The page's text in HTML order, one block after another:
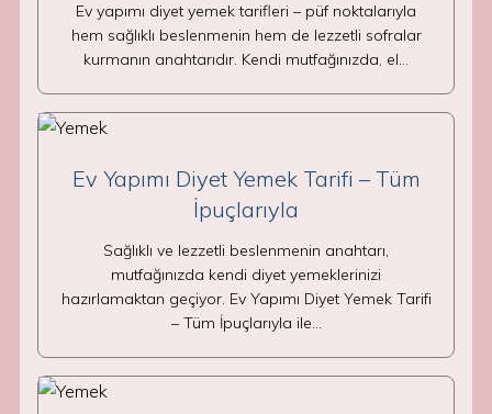
Ev yapımı diyet yemek tarifleri – püf noktalarıyla
hem sağlıklı beslenmenin hem de lezzetli sofralar
kurmanın anahtarıdır. Kendi mutfağınızda, el…
Ev Yapımı Diyet Yemek Tarifi – Tüm
İpuçlarıyla
Sağlıklı ve lezzetli beslenmenin anahtarı,
mutfağınızda kendi diyet yemeklerinizi
hazırlamaktan geçiyor. Ev Yapımı Diyet Yemek Tarifi
– Tüm İpuçlarıyla ile…